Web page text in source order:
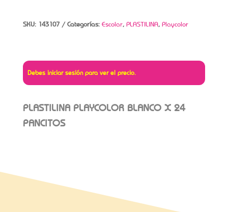
SKU: 143107 Categorías: Escolar, PLASTILINA, Playcolor
Debes iniciar sesión para ver el precio.
PLASTILINA PLAYCOLOR BLANCO X 24
PANCITOS